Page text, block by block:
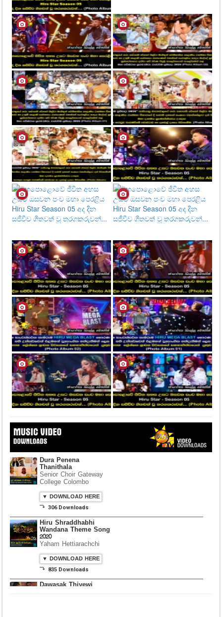
Dura Penena
Thanithala
Senior Choir Gateway
College Colombo
▼ DOWNLOAD HERE
⤵ 306 Downloads
Hiru Shraddhabhi
Wandana Theme Song
2020
Yaham Hettiarachchi
▼ DOWNLOAD HERE
⤵ 835 Downloads
Dawasak Thiyewi